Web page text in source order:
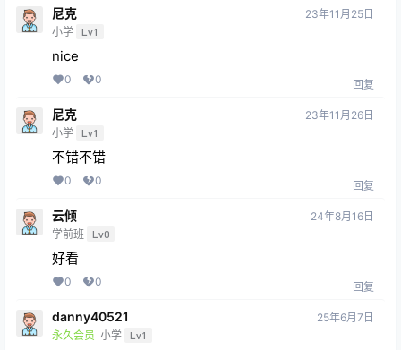
尼克
小学 Lv1
23年11月25日
nice
0 0 回复
尼克
小学 Lv1
23年11月26日
不错不错
0 0 回复
云倾
学前班 Lv0
24年8月16日
好看
0 0 回复
danny40521
永久会员 小学 Lv1
25年6月7日